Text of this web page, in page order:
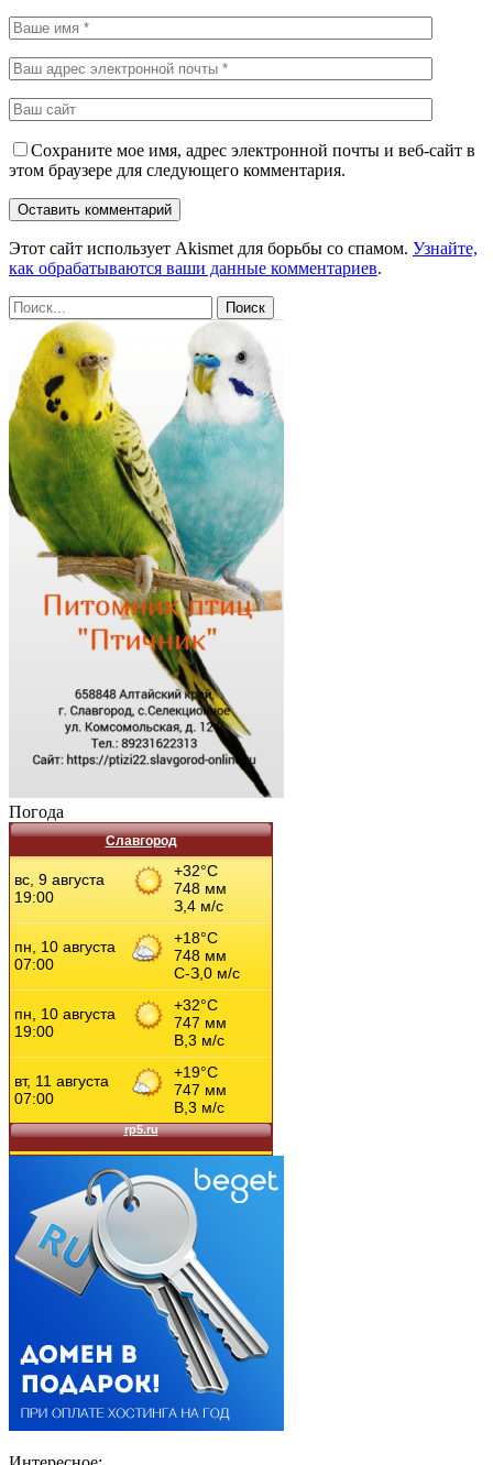
Сохраните мое имя, адрес электронной почты и веб-сайт в
этом браузере для следующего комментария.
Этот сайт использует Akismet для борьбы со спамом. Узнайте,
как обрабатываются ваши данные комментариев.
Погода
Славгород